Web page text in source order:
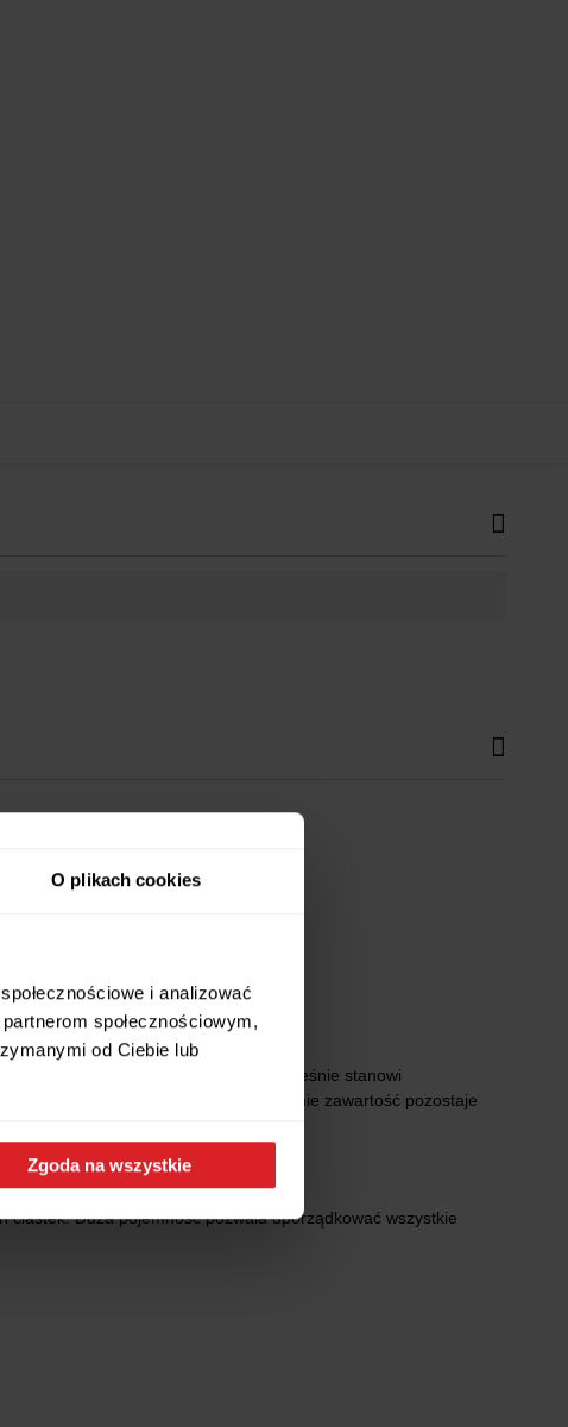
O plikach cookies
i analizować
społecznościowym,
od Ciebie lub
Zgoda na wszystkie
produkty spożywcze i jednocześnie stanowi
charakteru. Dzięki transparentnej formie zawartość pozostaje
Duża pojemność pozwala uporządkować wszystkie